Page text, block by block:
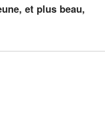
et plus beau,